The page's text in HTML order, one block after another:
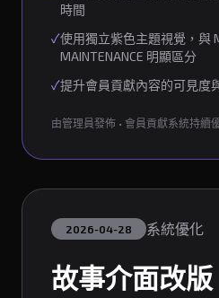
時間
✓使用獨立紫色主題視覺，與
MAINTENANCE 明顯區分
✓提升會員貢獻內容的可見度
由管理員發佈 • 會員貢獻系統持續
2026-04-28 系統優化
故事介面改版